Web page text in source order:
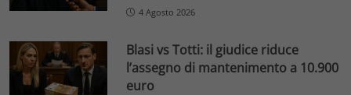
4 Agosto 2026
Blasi vs Totti: il giudice riduce
l’assegno di mantenimento a 10.900
euro